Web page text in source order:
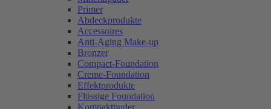
Primer
Abdeckprodukte
Accessoires
Anti-Aging Make-up
Bronzer
Compact-Foundation
Creme-Foundation
Effektprodukte
Flüssige Foundation
Kompaktpuder